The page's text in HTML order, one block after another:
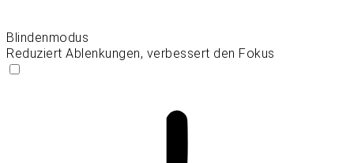
Blindenmodus
Reduziert Ablenkungen, verbessert den Fokus